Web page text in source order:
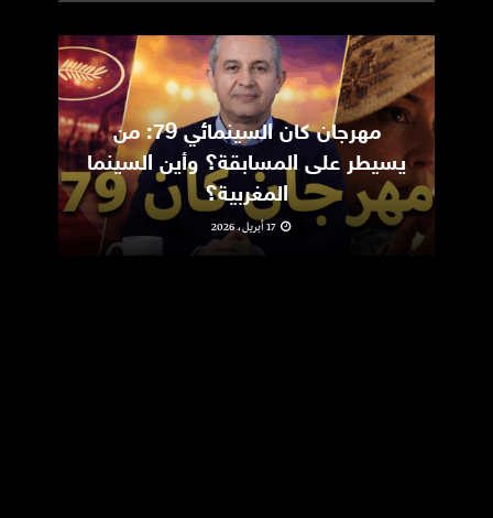
مهرجان كان السينمائي 79: من
يسيطر على المسابقة؟ وأين السينما
المغربية؟
17 أبريل، 2026